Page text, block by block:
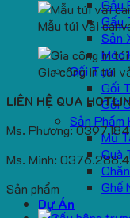
Gấu
Gấu
Sản
Móc
Gối Tựa
Gối
Gối
Sản Phẩm
Mũ
Quà
Ghế
Dự Án
Mẫu túi vải
Gia công in túi
LIÊN HỆ QUA
Ms. Phương:
Ms. Minh:
Sản phẩm